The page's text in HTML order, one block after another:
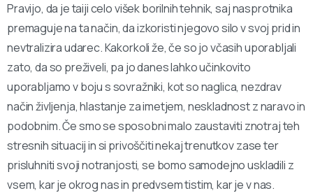
Pravijo, da je taiji celo višek borilnih tehnik, saj nasprotnika
premaguje na ta način, da izkoristi njegovo silo v svoj prid in
nevtralizira udarec. Kakorkoli že, če so jo včasih uporabljali
zato, da so preživeli, pa jo danes lahko učinkovito
uporabljamo v boju s sovražniki, kot so naglica, nezdrav
način življenja, hlastanje za imetjem, neskladnost z naravo in
podobnim. Če smo se sposobni malo zaustaviti znotraj teh
stresnih situacij in si privoščiti nekaj trenutkov zase ter
prisluhniti svoji notranjosti, se bomo samodejno uskladili z
vsem, kar je okrog nas in predvsem tistim, kar je v nas.